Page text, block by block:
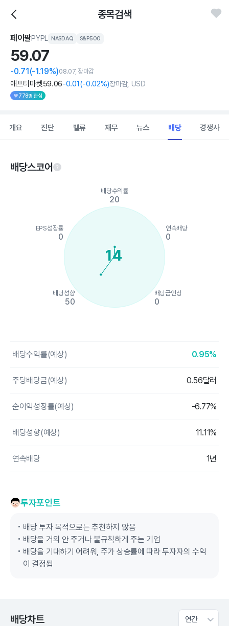
종목검색
페이팔PYPL NASDAQ S&P500
59.07
-0.71(-1.19%)08.07, 장마감
애프터마켓59.06-0.01(-0.02%)장마감, USD
778명 관심
개요 진단 밸류 재무 뉴스 배당 경쟁사
배당스코어
The chart has 1 X axis displaying categories.
The chart has 1 Y axis displaying values. Data ranges from 0
14
배당수익률
20
연속배당
0
배당금인상
0
배당성향
50
EPS성장률
0
배당수익률(예상) 0.95%
주당배당금(예상) 0.56달러
순이익성장률(예상) -6.77%
배당성향(예상) 11.11%
연속배당 1년
투자포인트
배당 투자 목적으로는 추천하지 않음
배당을 거의 안 주거나 불규칙하게 주는 기업
배당을 기대하기 어려워, 주가 상승률에 따라 투자자의 수익
이 결정됨
배당차트 연간